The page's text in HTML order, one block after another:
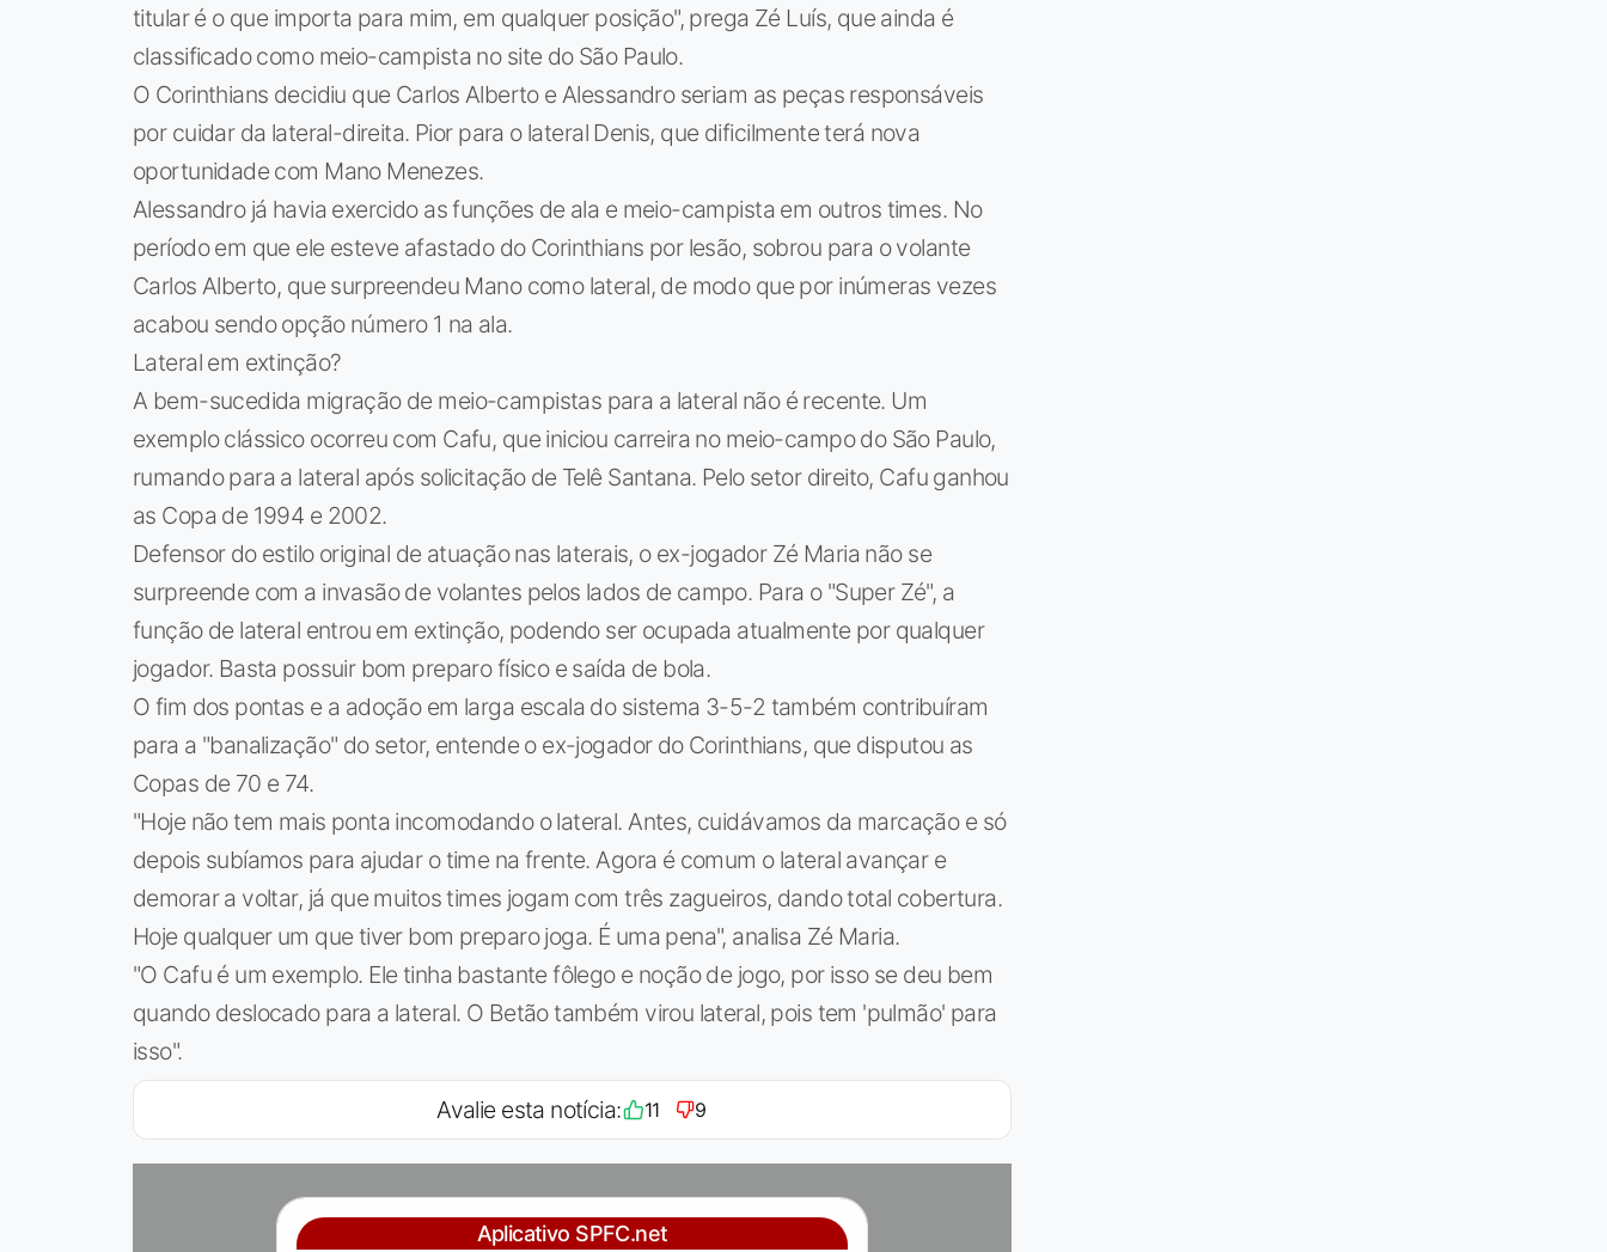
titular é o que importa para mim, em qualquer posição", prega Zé Luís, que ainda é
classificado como meio-campista no site do São Paulo.
O Corinthians decidiu que Carlos Alberto e Alessandro seriam as peças responsáveis
por cuidar da lateral-direita. Pior para o lateral Denis, que dificilmente terá nova
oportunidade com Mano Menezes.
Alessandro já havia exercido as funções de ala e meio-campista em outros times. No
período em que ele esteve afastado do Corinthians por lesão, sobrou para o volante
Carlos Alberto, que surpreendeu Mano como lateral, de modo que por inúmeras vezes
acabou sendo opção número 1 na ala.
Lateral em extinção?
A bem-sucedida migração de meio-campistas para a lateral não é recente. Um
exemplo clássico ocorreu com Cafu, que iniciou carreira no meio-campo do São Paulo,
rumando para a lateral após solicitação de Telê Santana. Pelo setor direito, Cafu ganhou
as Copa de 1994 e 2002.
Defensor do estilo original de atuação nas laterais, o ex-jogador Zé Maria não se
surpreende com a invasão de volantes pelos lados de campo. Para o "Super Zé", a
função de lateral entrou em extinção, podendo ser ocupada atualmente por qualquer
jogador. Basta possuir bom preparo físico e saída de bola.
O fim dos pontas e a adoção em larga escala do sistema 3-5-2 também contribuíram
para a "banalização" do setor, entende o ex-jogador do Corinthians, que disputou as
Copas de 70 e 74.
"Hoje não tem mais ponta incomodando o lateral. Antes, cuidávamos da marcação e só
depois subíamos para ajudar o time na frente. Agora é comum o lateral avançar e
demorar a voltar, já que muitos times jogam com três zagueiros, dando total cobertura.
Hoje qualquer um que tiver bom preparo joga. É uma pena", analisa Zé Maria.
"O Cafu é um exemplo. Ele tinha bastante fôlego e noção de jogo, por isso se deu bem
quando deslocado para a lateral. O Betão também virou lateral, pois tem 'pulmão' para
isso".
Avalie esta notícia: 11 9
Aplicativo SPFC.net